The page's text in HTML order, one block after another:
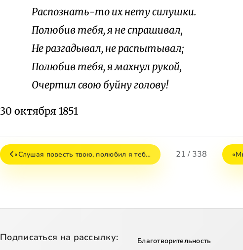
Распознать-то их нету силушки.
Полюбив тебя, я не спрашивал,
Не разгадывал, не распытывал;
Полюбив тебя, я махнул рукой,
Очертил свою буйну голову!
30 октября 1851
«Слушая повесть твою, полюбил я теб… 21 / 338
Подписаться на рассылку: Благотворительность